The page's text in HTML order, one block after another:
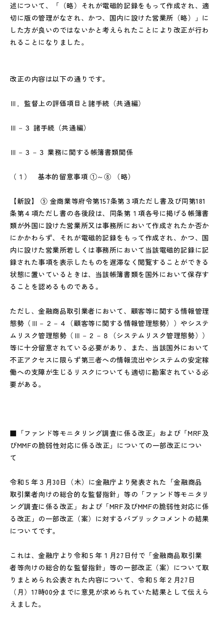
述について、「（略）それが電磁的記録をもって作成され、適
切に版の管理がなされ、かつ、国内に設けた営業所（略）」に
した方が良いのではないかと考えられたことにより改正が行わ
れることになりました。
改正の内容は以下の通りです。
Ⅲ．監督上の評価項目と諸手続（共通編）
Ⅲ－３ 諸手続（共通編）
Ⅲ－３－３ 業務に関する帳簿書類関係
（１） 基本的留意事項 ①～⑧ （略）
【新設】 ⑨ 金商業等府令第157条第３項ただし書及び同第181
条第４項ただし書の各後段は、同条第１項各号に掲げる帳簿書
類が外国に設けた営業所又は事務所において作成されたか否か
にかかわらず、それが電磁的記録をもって作成され、かつ、国
内に設けた営業所若しくは事務所において当該電磁的記録に記
録された事項を表示したものを遅滞なく閲覧することができる
状態に置いているときは、当該帳簿書類を国外において保存す
ることを認めるものである。
ただし、金融商品取引業者において、顧客等に関する情報管理
態勢（Ⅲ－２－４（顧客等に関する情報管理態勢））やシステ
ムリスク管理態勢（Ⅲ－２－８（システムリスク管理態勢））
等に十分留意されている必要があり、また、当該国外において
不正アクセスに限らず第三者への情報流出やシステムの安定稼
働への支障が生じるリスクについても適切に勘案されている必
要がある。
■「ファンド等モニタリング調査に係る改正」および「MRF及
びMMFの脆弱性対応に係る改正」についての一部改正につい
て
令和５年３月30日（木）に金融庁より発表された「金融商品
取引業者向けの総合的な監督指針」等の「ファンド等モニタリ
ング調査に係る改正」および「MRF及びMMFの脆弱性対応に係
る改正」の一部改正（案）に対するパブリックコメントの結果
についてです。
これは、金融庁より令和５年１月27日付で「金融商品取引業
者等向けの総合的な監督指針」等の一部改正（案）について取
りまとめられ公表された内容について、令和５年２月27日
（月）17時00分までに意見が求められていた結果として伝えら
えました。